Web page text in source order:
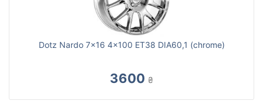
Dotz Nardo 7x16 4x100 ET38 DIA60,1 (chrome)
3600 ₴